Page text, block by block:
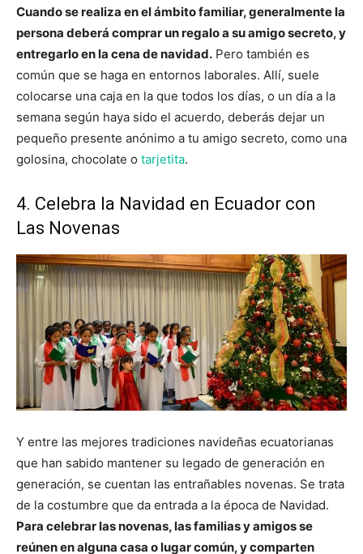
Cuando se realiza en el ámbito familiar, generalmente la
persona deberá comprar un regalo a su amigo secreto, y
entregarlo en la cena de navidad. Pero también es
común que se haga en entornos laborales. Allí, suele
colocarse una caja en la que todos los días, o un día a la
semana según haya sido el acuerdo, deberás dejar un
pequeño presente anónimo a tu amigo secreto, como una
golosina, chocolate o tarjetita.
4. Celebra la Navidad en Ecuador con
Las Novenas
Y entre las mejores tradiciones navideñas ecuatorianas
que han sabido mantener su legado de generación en
generación, se cuentan las entrañables novenas. Se trata
de la costumbre que da entrada a la época de Navidad.
Para celebrar las novenas, las familias y amigos se
reúnen en alguna casa o lugar común, y comparten